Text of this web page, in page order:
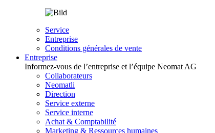
Service
Entreprise
Conditions générales de vente
Entreprise
Informez-vous de l’entreprise et l’équipe Neomat AG
Collaborateurs
Neomatli
Direction
Service externe
Service interne
Achat & Comptabilité
Marketing & Ressources humaines